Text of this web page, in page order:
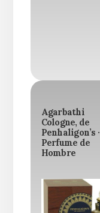
Agarbathi
Cologne, de
Penhaligon’s ·
Perfume de
Hombre